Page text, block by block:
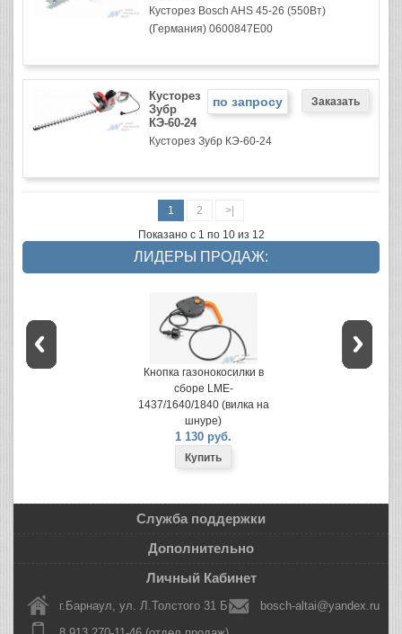
Кусторез Bosch AHS 45-26 (550Вт)
(Германия) 0600847E00
по запросу
Кусторез
Зубр
КЭ-60-24
Кусторез Зубр КЭ-60-24
1 2
>|
Показано с 1 по 10 из 12
ЛИДЕРЫ ПРОДАЖ:
Кнопка газонокосилки в
сборе LME-
1437/1640/1840 (вилка на
шнуре)
1 130 руб.
Служба поддержки
Дополнительно
Личный Кабинет
г.Барнаул, ул. Л.Толстого 31 Б
bosch-altai@yandex.ru